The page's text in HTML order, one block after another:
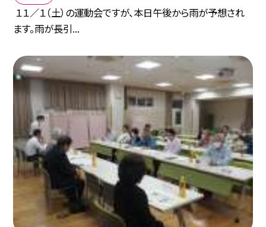
１１／１（土）の運動会ですが、本日午後から雨が予想され
ます。雨が長引...